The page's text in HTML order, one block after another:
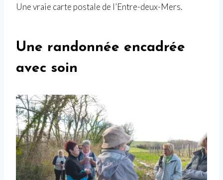
Une vraie carte postale de l’Entre-deux-Mers.
Une randonnée encadrée
avec soin